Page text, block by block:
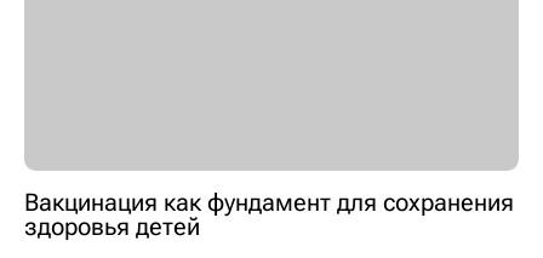
Вакцинация как фундамент для сохранения
здоровья детей